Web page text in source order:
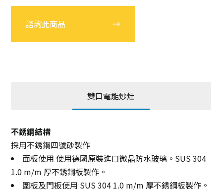
諮詢此商品
雙口電能炒灶
不銹鋼結構
採用不銹鋼四號砂製作
面板使用 使用德國原裝進口微晶防水玻璃。SUS 304
1.0 m/m 厚不銹鋼板製作。
圍板及門板使用 SUS 304 1.0 m/m 厚不銹鋼板製作。